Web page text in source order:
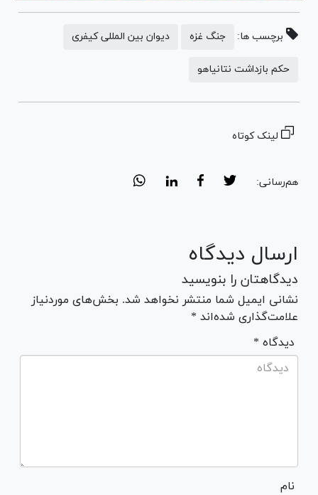
برچسب ها: جنگ غزه دیوان بین المللی کیفری
حکم بازداشت نتانیاهو
لینک کوتاه
هم‌رسانی:
ارسال دیدگاه
دیدگاهتان را بنویسید
نشانی ایمیل شما منتشر نخواهد شد. بخش‌های موردنیاز
علامت‌گذاری شده‌اند *
* دیدگاه
نام